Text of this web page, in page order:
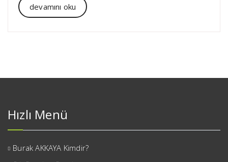
devamını oku
Hızlı Menü
Burak AKKAYA Kimdir?